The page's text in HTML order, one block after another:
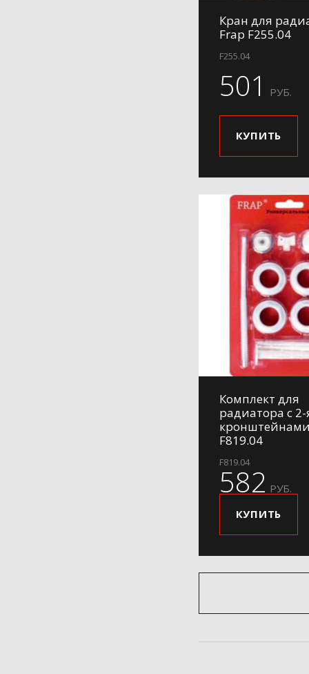
Кран для
Frap F255.04
F255.04
501 РУБ.
КУПИТЬ
Комплект для
радиатора с 2-
F819.04
F819.04
582 РУБ.
КУПИТЬ